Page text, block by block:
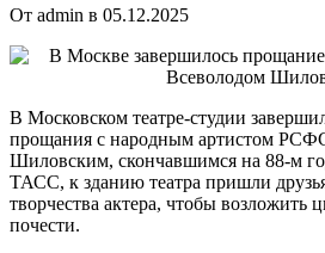
От admin в 05.12.2025
В Московском театре-студии
прощания с народным артистом
Шиловским, скончавшимся на 88-м
ТАСС, к зданию театра пришли
творчества актера, чтобы возложить
почести.